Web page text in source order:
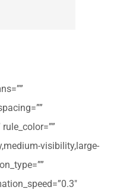
visibility,large-